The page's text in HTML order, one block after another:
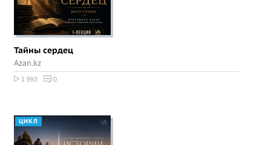
Тайны сердец
Azan.kz
1 993 0
ЦИКЛ